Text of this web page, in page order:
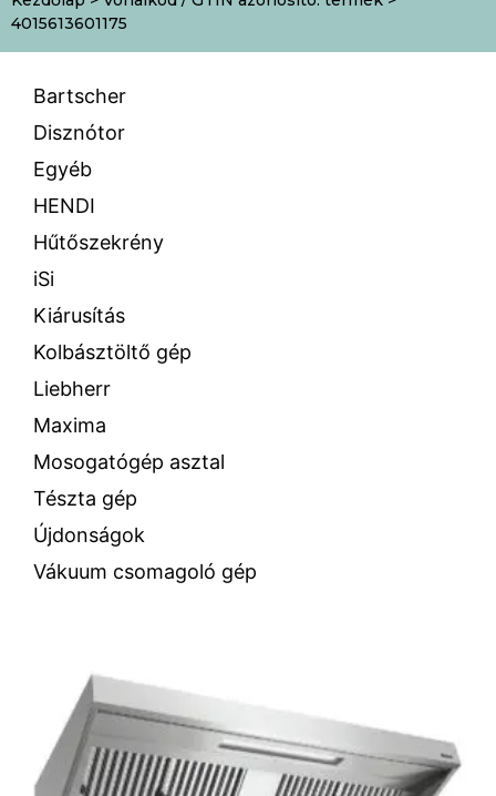
4015613601175
Bartscher
Disznótor
Egyéb
HENDI
Hűtőszekrény
iSi
Kiárusítás
Kolbásztöltő gép
Liebherr
Maxima
Mosogatógép asztal
Tészta gép
Újdonságok
Vákuum csomagoló gép